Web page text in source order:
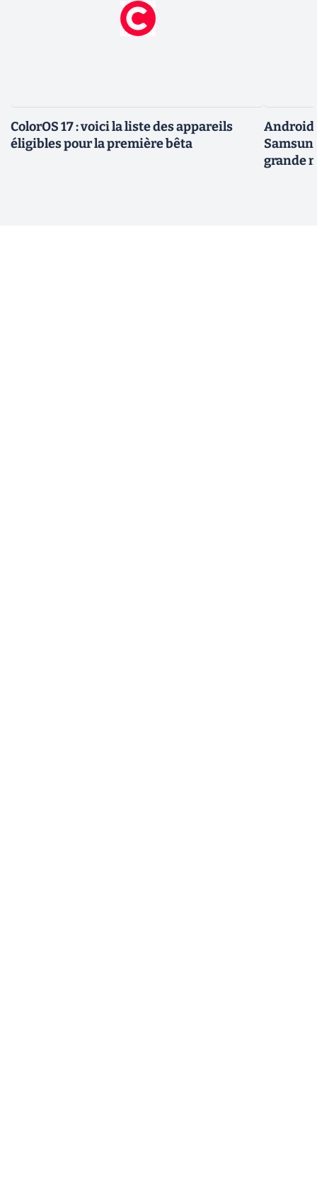
ColorOS 17 : voici la liste des appareils
éligibles pour la première bêta
Android
grande